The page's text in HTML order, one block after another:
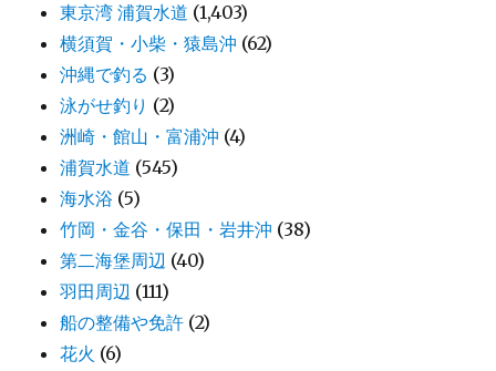
東京湾 浦賀水道 (1,403)
横須賀・小柴・猿島沖 (62)
沖縄で釣る (3)
泳がせ釣り (2)
洲崎・館山・富浦沖 (4)
浦賀水道 (545)
海水浴 (5)
竹岡・金谷・保田・岩井沖 (38)
第二海堡周辺 (40)
羽田周辺 (111)
船の整備や免許 (2)
花火 (6)